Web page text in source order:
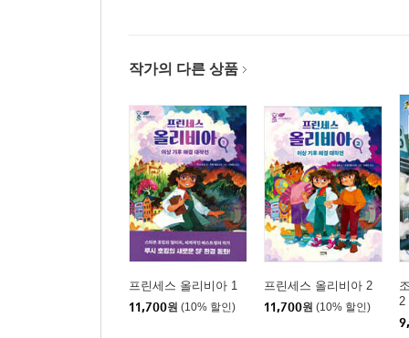
작가의 다른 상품
프린세스 올리비아 1
11,700원 (10% 할인)
프린세스 올리비아 2
11,700원 (10% 할인)
2